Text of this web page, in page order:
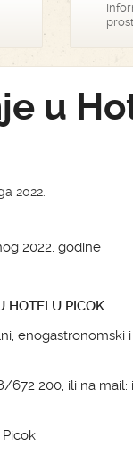
u
2022.
2022. godine
HOTELU PICOK
enogastronomski
672 200, ili na